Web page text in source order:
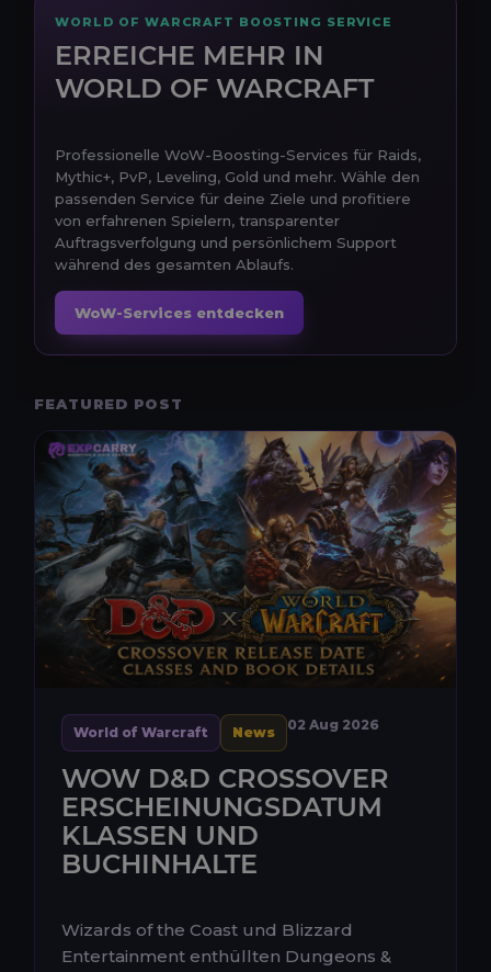
WORLD OF WARCRAFT BOOSTING SERVICE
ERREICHE MEHR IN
WORLD OF WARCRAFT
Professionelle WoW-Boosting-Services für Raids,
Mythic+, PvP, Leveling, Gold und mehr. Wähle den
passenden Service für deine Ziele und profitiere
von erfahrenen Spielern, transparenter
Auftragsverfolgung und persönlichem Support
während des gesamten Ablaufs.
WoW-Services entdecken
FEATURED POST
World of Warcraft News 02 Aug 2026
WOW D&D CROSSOVER
ERSCHEINUNGSDATUM
KLASSEN UND
BUCHINHALTE
Wizards of the Coast und Blizzard
Entertainment enthüllten Dungeons &